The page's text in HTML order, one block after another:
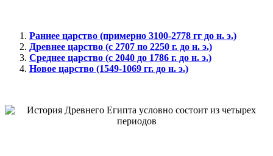
Раннее царство (примерно 3100-2778 гг до н. э.)
Древнее царство (с 2707 по 2250 г. до н. э.)
Среднее царство (с 2040 до 1786 г. до н. э.)
Новое царство (1549-1069 гг. до н. э.)